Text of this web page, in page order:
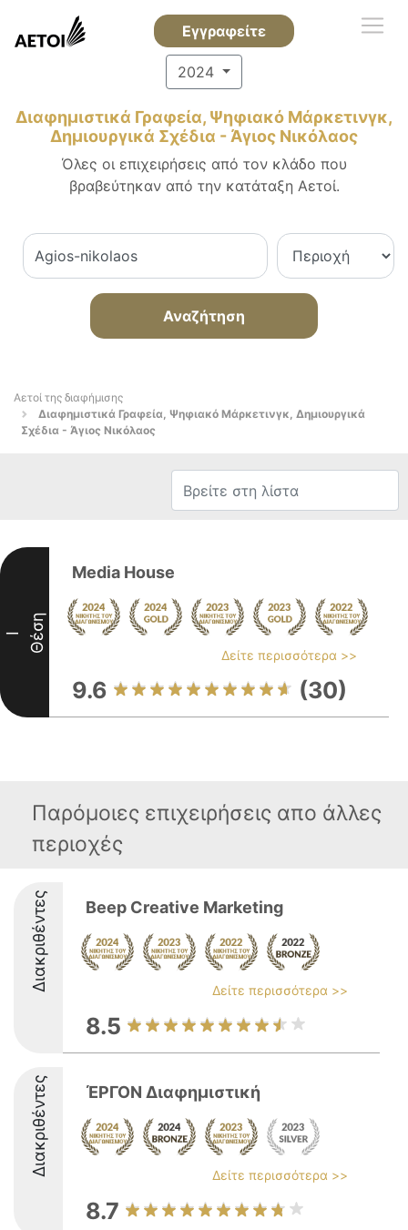
Εγγραφείτε
2024
Διαφημιστικά Γραφεία, Ψηφιακό Μάρκετινγκ,
Δημιουργικά Σχέδια - Άγιος Νικόλαος
Όλες οι επιχειρήσεις από τον κλάδο που
βραβεύτηκαν από την κατάταξη Αετοί.
Αναζήτηση
Αετοί της διαφήμισης
Διαφημιστικά Γραφεία, Ψηφιακό Μάρκετινγκ, Δημιουργικά
Σχέδια - Άγιος Νικόλαος
I Θέση
Media House
Δείτε περισσότερα >>
9.6 (30)
Παρόμοιες επιχειρήσεις απο άλλες
περιοχές
Διακριθέντες Beep Creative Marketing
Δείτε περισσότερα >>
8.5
Διακριθέντες ΈΡΓΟΝ Διαφημιστική
Δείτε περισσότερα >>
8.7